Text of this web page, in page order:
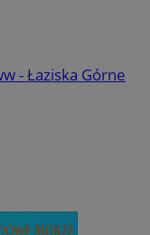
- Łaziska Górne